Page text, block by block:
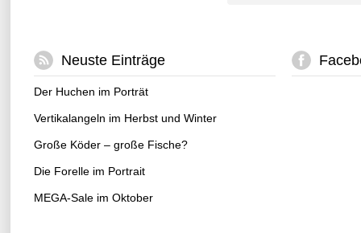
Neuste Einträge
Der Huchen im Porträt
Vertikalangeln im Herbst und Winter
Große Köder – große Fische?
Die Forelle im Portrait
MEGA-Sale im Oktober